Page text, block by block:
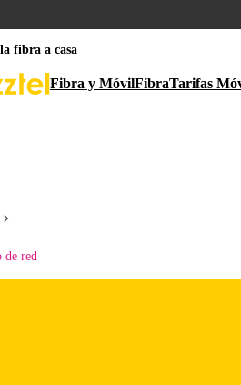
fibra a casa
Fibra y MóvilFibraTarifas
de red